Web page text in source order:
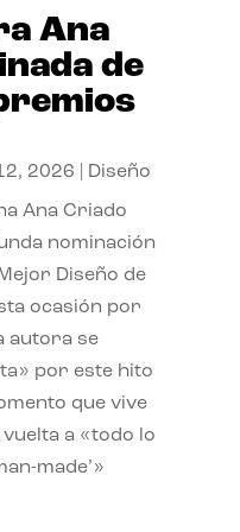
Ana
de
2026 Diseño
Ana Criado
nominación
Diseño de
ocasión por
autora se
por este hito
que vive
a «todo lo
made’»